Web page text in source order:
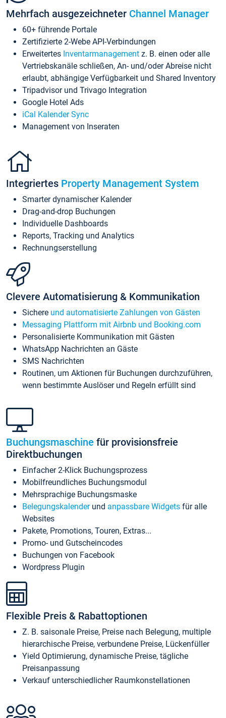
Mehrfach ausgezeichneter Channel Manager
60+ führende Portale
Zertifizierte 2-Webe API-Verbindungen
Erweitertes Inventarmanagement z. B. einen oder alle
Vertriebskanäle schließen, An- und/oder Abreise nicht
erlaubt, abhängige Verfügbarkeit und Shared Inventory
Tripadvisor und Trivago Integration
Google Hotel Ads
iCal Kalender Sync
Management von Inseraten
Integriertes Property Management System
Smarter dynamischer Kalender
Drag-and-drop Buchungen
Individuelle Dashboards
Reports, Tracking und Analytics
Rechnungserstellung
Clevere Automatisierung & Kommunikation
Sichere und automatisierte Zahlungen von Gästen
Messaging Plattform mit Airbnb und Booking.com
Personalisierte Kommunikation mit Gästen
WhatsApp Nachrichten an Gäste
SMS Nachrichten
Routinen, um Aktionen für Buchungen durchzuführen,
wenn bestimmte Auslöser und Regeln erfüllt sind
Buchungsmaschine für provisionsfreie
Direktbuchungen
Einfacher 2-Klick Buchungsprozess
Mobilfreundliches Buchungsmodul
Mehrsprachige Buchungsmaske
Belegungskalenderund anpassbare Widgets für alle
Websites
Pakete, Promotions, Touren, Extras...
Promo- und Gutscheincodes
Buchungen von Facebook
Wordpress Plugin
Flexible Preis & Rabattoptionen
Z. B. saisonale Preise, Preise nach Belegung, multiple
hierarchische Preise, verbundene Preise, Lückenfüller
Yield Optimierung, dynamische Preise, tägliche
Preisanpassung
Verkauf unterschiedlicher Raumkonstellationen